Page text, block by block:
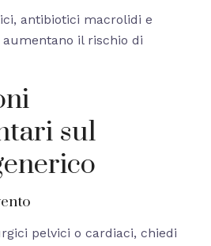
antibiotici macrolidi e
il rischio di
sul
pelvici o cardiaci, chiedi